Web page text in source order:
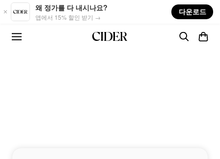
Skip to main content
왜 정가를 다 내시나요?
앱에서 15% 할인 받기 →
다운로드